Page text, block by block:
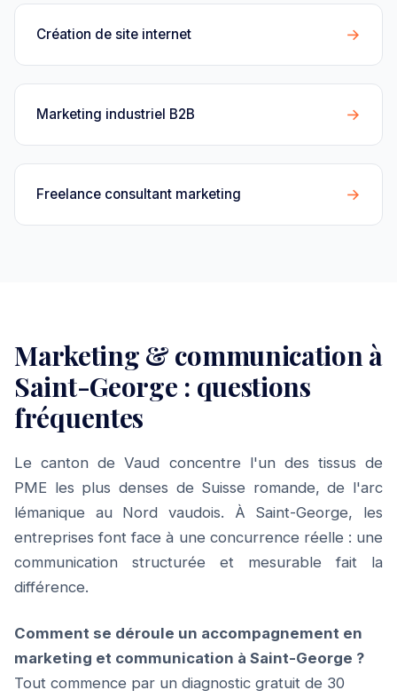
Création de site internet →
Marketing industriel B2B →
Freelance consultant marketing →
Marketing & communication à
Saint-George : questions
fréquentes
Le canton de Vaud concentre l'un des tissus de
PME les plus denses de Suisse romande, de l'arc
lémanique au Nord vaudois. À Saint-George, les
entreprises font face à une concurrence réelle : une
communication structurée et mesurable fait la
différence.
Comment se déroule un accompagnement en
marketing et communication à Saint-George ?
Tout commence par un diagnostic gratuit de 30